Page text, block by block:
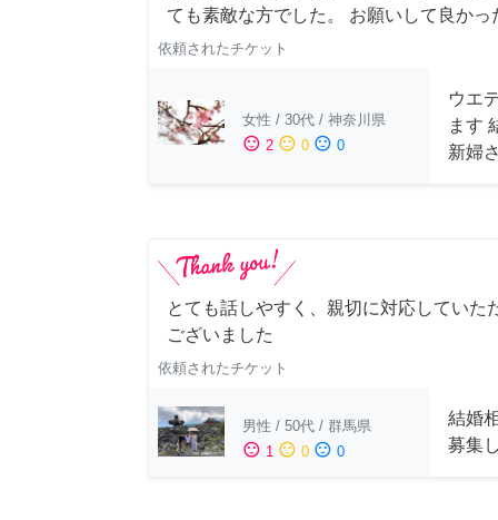
ても素敵な方でした。 お願いして良かっ
依頼されたチケット
女性 / 30代 / 神奈川県
sentiment_satisfied 2 sentiment_neutral 0 sentiment_dissatisfied 0
ウエ
ます
新婦
とても話しやすく、親切に対応していた
ございました
依頼されたチケット
男性 / 50代 / 群馬県
sentiment_satisfied 1 sentiment_neutral 0 sentiment_dissatisfied 0
結婚
募集